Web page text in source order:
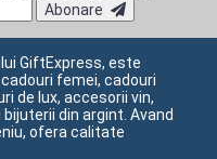
Abonare
GiftExpress, este
femei, cadouri
de lux, accesorii vin,
din argint. Avand
ofera calitate